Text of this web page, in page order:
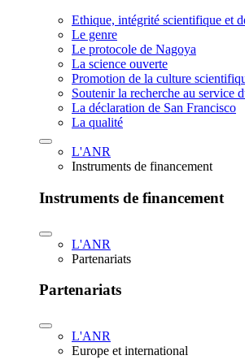
Ethique, intégrité scientifique et
Le genre
Le protocole de Nagoya
La science ouverte
Promotion de la culture
Soutenir la recherche au service
La déclaration de San Francisco
La qualité
L'ANR
Instruments de financement
Instruments de financement
L'ANR
Partenariats
Partenariats
L'ANR
Europe et international